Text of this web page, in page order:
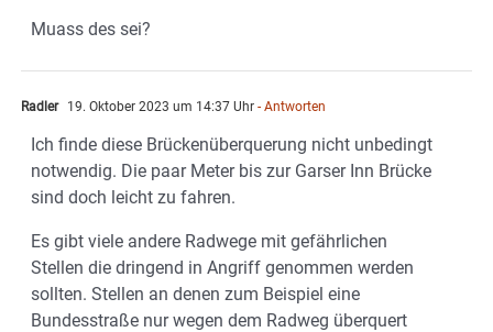
Muass des sei?
Radler 19. Oktober 2023 um 14:37 Uhr - Antworten
Ich finde diese Brückenüberquerung nicht unbedingt
notwendig. Die paar Meter bis zur Garser Inn Brücke
sind doch leicht zu fahren.
Es gibt viele andere Radwege mit gefährlichen
Stellen die dringend in Angriff genommen werden
sollten. Stellen an denen zum Beispiel eine
Bundesstraße nur wegen dem Radweg überquert